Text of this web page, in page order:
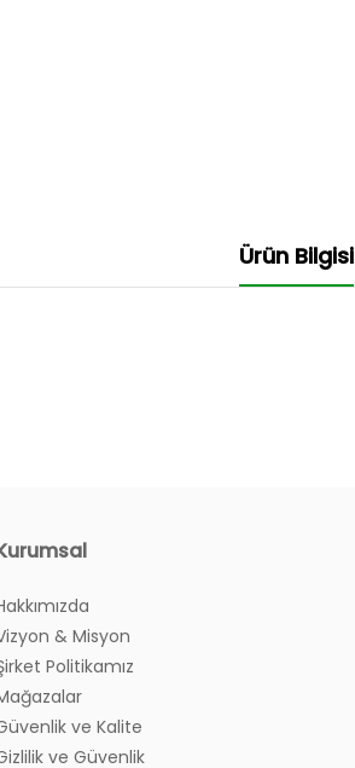
Ürün Bilgisi
& Misyon
Politikamız
ve Kalite
ve Güvenlik